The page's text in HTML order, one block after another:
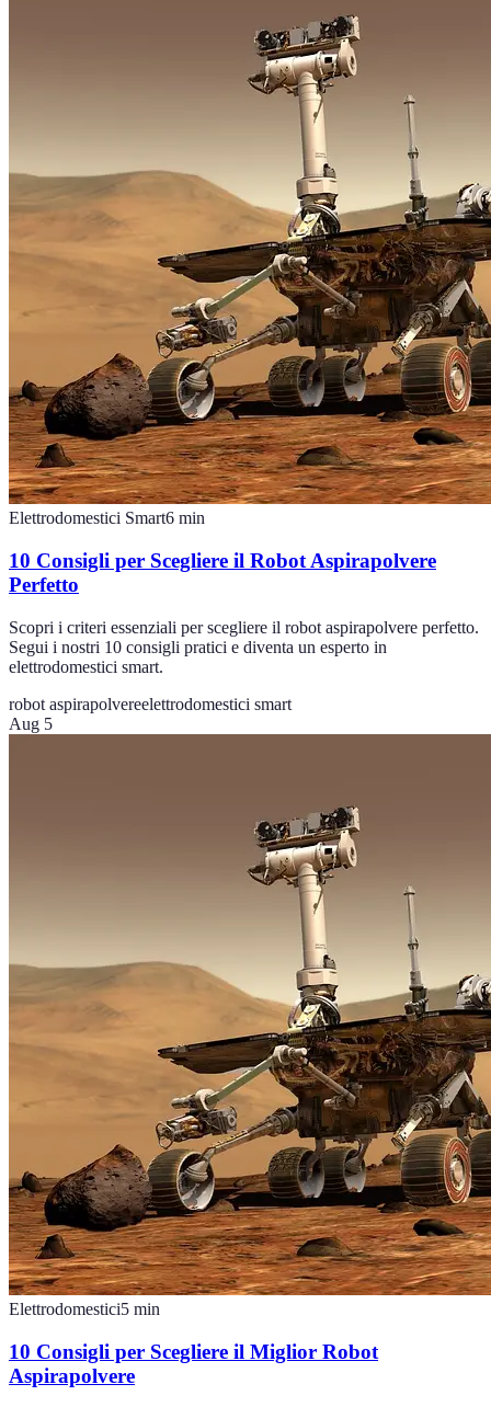
Elettrodomestici Smart6 min
10 Consigli per Scegliere il Robot Aspirapolvere
Perfetto
Scopri i criteri essenziali per scegliere il robot aspirapolvere perfetto.
Segui i nostri 10 consigli pratici e diventa un esperto in
elettrodomestici smart.
robot aspirapolvereelettrodomestici smart
Aug 5
Elettrodomestici5 min
10 Consigli per Scegliere il Miglior Robot
Aspirapolvere